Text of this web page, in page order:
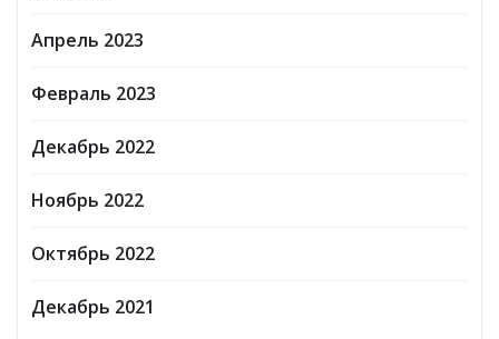
Апрель 2023
Февраль 2023
Декабрь 2022
Ноябрь 2022
Октябрь 2022
Декабрь 2021